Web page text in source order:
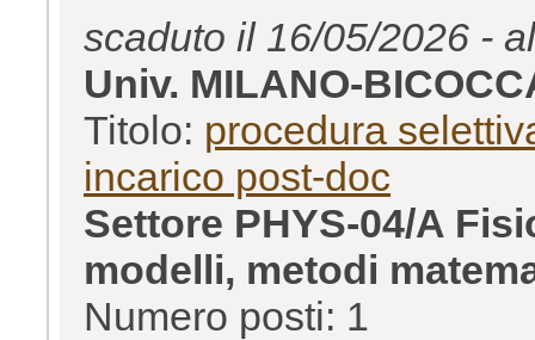
scaduto il 16/05/2026 -
Univ. MILANO-
Titolo: procedura
incarico post-doc
Settore PHYS-04/A
modelli, metodi
Numero posti: 1